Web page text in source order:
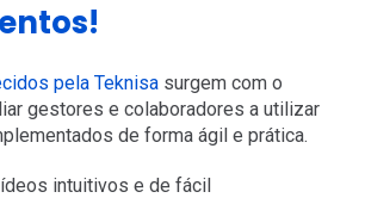
pela Teknisasurgem com o
gestores e colaboradores a utilizar
de forma ágil e prática.
intuitivos e de fácil